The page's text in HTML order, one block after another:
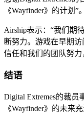
《Wayfinder》的计划”。
Airship表示：“我们期
断努力。游戏在早期
信任和我们的团队努
结语
Digital Extremes的裁
《Wayfinder》的未来